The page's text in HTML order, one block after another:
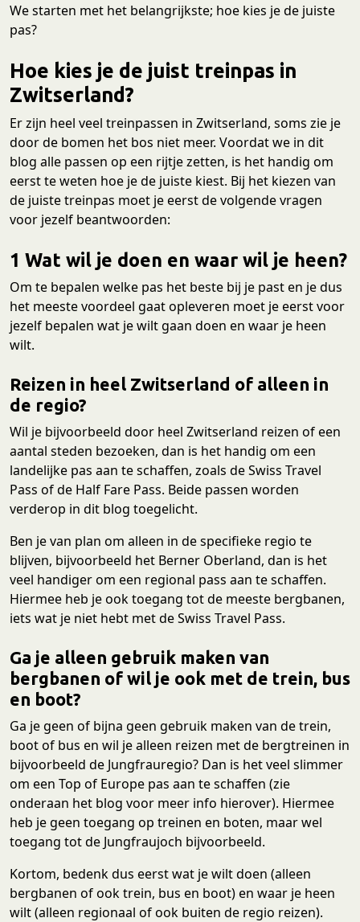
We starten met het belangrijkste; hoe kies je de juiste
pas?
Hoe kies je de juist treinpas in
Zwitserland?
Er zijn heel veel treinpassen in Zwitserland, soms zie je
door de bomen het bos niet meer. Voordat we in dit
blog alle passen op een rijtje zetten, is het handig om
eerst te weten hoe je de juiste kiest. Bij het kiezen van
de juiste treinpas moet je eerst de volgende vragen
voor jezelf beantwoorden:
1 Wat wil je doen en waar wil je heen?
Om te bepalen welke pas het beste bij je past en je dus
het meeste voordeel gaat opleveren moet je eerst voor
jezelf bepalen wat je wilt gaan doen en waar je heen
wilt.
Reizen in heel Zwitserland of alleen in
de regio?
Wil je bijvoorbeeld door heel Zwitserland reizen of een
aantal steden bezoeken, dan is het handig om een
landelijke pas aan te schaffen, zoals de Swiss Travel
Pass of de Half Fare Pass. Beide passen worden
verderop in dit blog toegelicht.
Ben je van plan om alleen in de specifieke regio te
blijven, bijvoorbeeld het Berner Oberland, dan is het
veel handiger om een regional pass aan te schaffen.
Hiermee heb je ook toegang tot de meeste bergbanen,
iets wat je niet hebt met de Swiss Travel Pass.
Ga je alleen gebruik maken van
bergbanen of wil je ook met de trein, bus
en boot?
Ga je geen of bijna geen gebruik maken van de trein,
boot of bus en wil je alleen reizen met de bergtreinen in
bijvoorbeeld de Jungfrauregio? Dan is het veel slimmer
om een Top of Europe pas aan te schaffen (zie
onderaan het blog voor meer info hierover). Hiermee
heb je geen toegang op treinen en boten, maar wel
toegang tot de Jungfraujoch bijvoorbeeld.
Kortom, bedenk dus eerst wat je wilt doen (alleen
bergbanen of ook trein, bus en boot) en waar je heen
wilt (alleen regionaal of ook buiten de regio reizen).